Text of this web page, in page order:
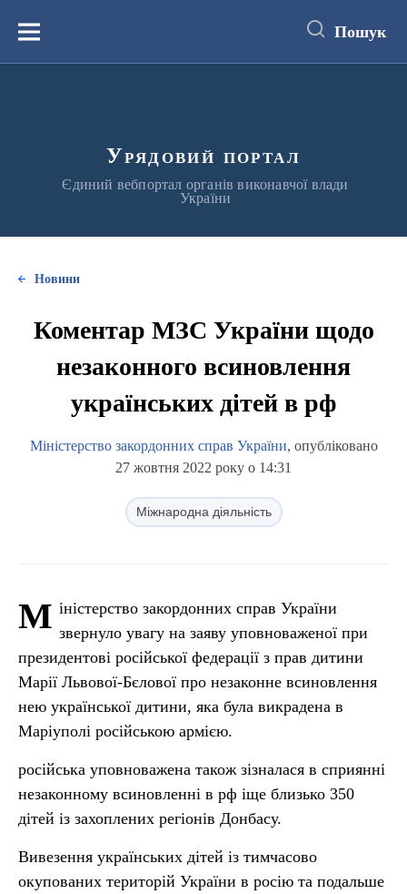
вмістуМеню Пошук
Урядовий портал
Єдиний вебпортал органів виконавчої влади
України
Новини
Коментар МЗС України щодо
незаконного всиновлення
українських дітей в рф
Міністерство закордонних справ України, опубліковано
27 жовтня 2022 року о 14:31
Міжнародна діяльність
М іністерство закордонних справ України
звернуло увагу на заяву уповноваженої при
президентові російської федерації з прав дитини
Марії Львової-Бєлової про незаконне всиновлення
нею української дитини, яка була викрадена в
Маріуполі російською армією.
російська уповноважена також зізналася в сприянні
незаконному всиновленні в рф іще близько 350
дітей із захоплених регіонів Донбасу.
Вивезення українських дітей із тимчасово
окупованих територій України в росію та подальше